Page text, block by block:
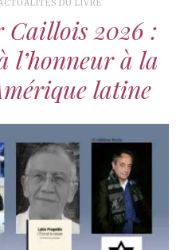
DU LIVRE
Caillois 2026 :
l’honneur à la
latine